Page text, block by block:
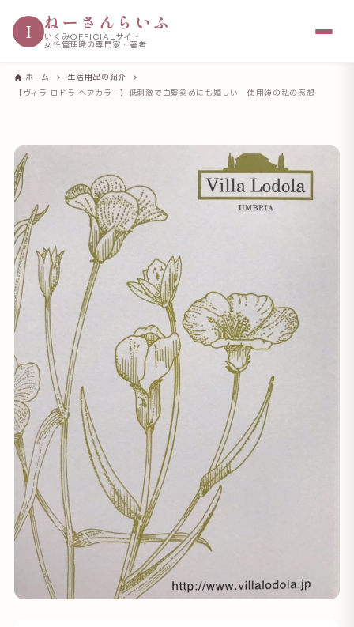
I ねーさんらいふ
いくみOFFICIALサイト
女性管理職の専門家・著者
ホーム
生活用品の紹介
【ヴィラ ロドラ ヘアカラー】低刺激で白髪染めにも嬉しい 使用後の私の感想